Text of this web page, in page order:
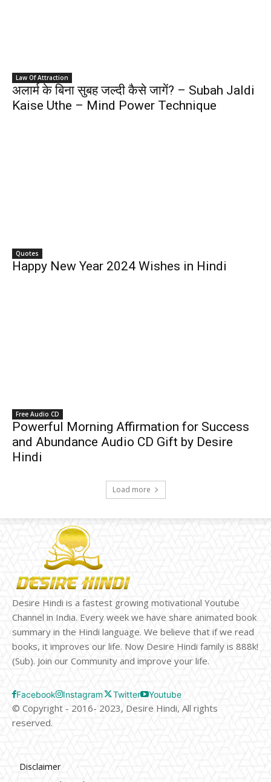
Law Of Attraction
अलार्म के बिना सुबह जल्दी कैसे जागें? – Subah Jaldi
Kaise Uthe – Mind Power Technique
Quotes
Happy New Year 2024 Wishes in Hindi
Free Audio CD
Powerful Morning Affirmation for Success
and Abundance Audio CD Gift by Desire
Hindi
Load more
Desire Hindi is a fastest growing motivational Youtube
Channel in India. Every week we have share animated book
summary in the Hindi language. We believe that if we read
books, it improves our life. Now Desire Hindi family is 888k!
(Sub). Join our Community and improve your life.
Facebook Instagram Twitter Youtube
© Copyright - 2016- 2023, Desire Hindi, All rights
reserved.
Disclaimer